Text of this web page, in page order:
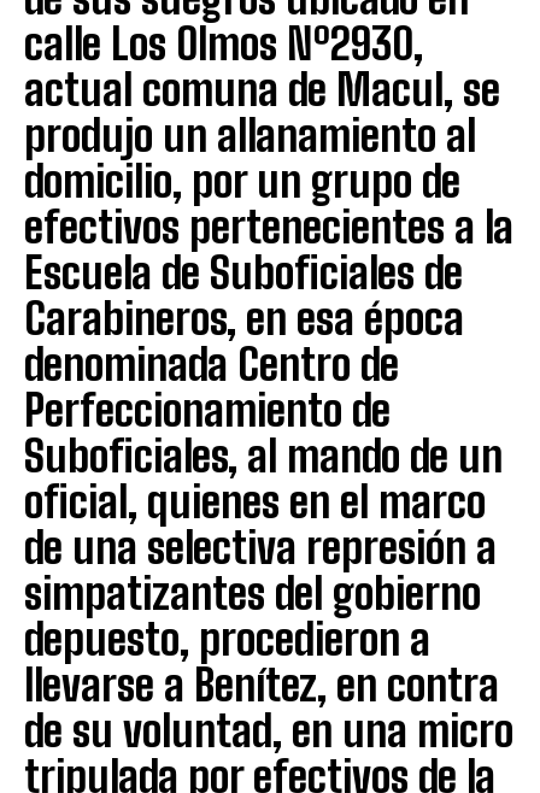
calle Los Olmos Nº2930,
actual comuna de Macul, se
produjo un allanamiento al
domicilio, por un grupo de
efectivos pertenecientes a la
Escuela de Suboficiales de
Carabineros, en esa época
denominada Centro de
Perfeccionamiento de
Suboficiales, al mando de un
oficial, quienes en el marco
de una selectiva represión a
simpatizantes del gobierno
depuesto, procedieron a
llevarse a Benítez, en contra
de su voluntad, en una micro
tripulada por efectivos de la